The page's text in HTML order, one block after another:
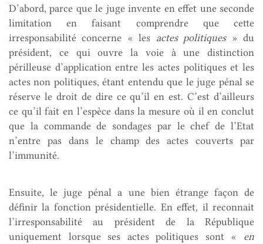
D’abord, parce que le juge invente en effet une seconde
limitation en faisant comprendre que cette
irresponsabilité concerne « les actes politiques» du
président, ce qui ouvre la voie à une distinction
périlleuse d’application entre les actes politiques et les
actes non politiques, étant entendu que le juge pénal se
réserve le droit de dire ce qu’il en est. C’est d’ailleurs
ce qu’il fait en l’espèce dans la mesure où il en conclut
que la commande de sondages par le chef de l’Etat
n’entre pas dans le champ des actes couverts par
l’immunité.
Ensuite, le juge pénal a une bien étrange façon de
définir la fonction présidentielle. En effet, il reconnait
l’irresponsabilité au président de la République
uniquement lorsque ses actes politiques sont « en